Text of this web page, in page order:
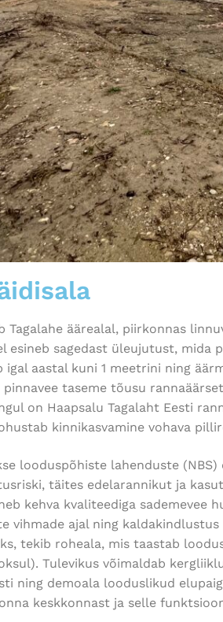
Tagalahe äärealal, piirkonnas
esineb sagedast üleujutust, mida
aastal kuni 1 meetrini ning
taseme tõusu
on Haapsalu Tagalaht Eesti
kinnikasvamine vohava
looduspõhiste lahenduste
täites edelarannikut ja
kehva kvaliteediga sademevee
vihmade ajal ning
tekib roheala, mis taastab
Tulevikus võimaldab
ning demoala looduslikud
keskkonnast ja selle